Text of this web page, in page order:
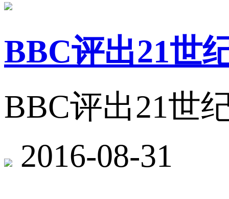
BBC评出21世
BBC评出21世
2016-08-31